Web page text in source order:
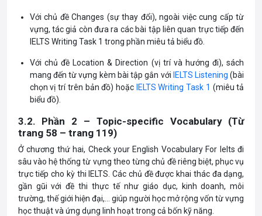
Với chủ đề Changes (sự thay đổi), ngoài việc cung cấp từ
vựng, tác giả còn đưa ra các bài tập liên quan trực tiếp đến
IELTS Writing Task 1 trong phần miêu tả biểu đồ.
Với chủ đề Location & Direction (vị trí và hướng đi), sách
mang đến từ vựng kèm bài tập gắn với IELTS Listening (bài
chọn vị trí trên bản đồ) hoặc IELTS Writing Task 1 (miêu tả
biểu đồ).
3.2. Phần 2 – Topic-specific Vocabulary (Từ
trang 58 – trang 119)
Ở chương thứ hai, Check your English Vocabulary For Ielts đi
sâu vào hệ thống từ vựng theo từng chủ đề riêng biệt, phục vụ
trực tiếp cho kỳ thi IELTS. Các chủ đề được khai thác đa dạng,
gần gũi với đề thi thực tế như giáo dục, kinh doanh, môi
trường, thế giới hiện đại,… giúp người học mở rộng vốn từ vựng
học thuật và ứng dụng linh hoạt trong cả bốn kỹ năng.